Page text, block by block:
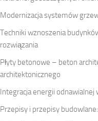
Modernizacja systemów
Techniki wznoszenia
rozwiązania
Płyty betonowe – beton
architektonicznego
Integracja energii odnawialnej
Przepisy i przepisy